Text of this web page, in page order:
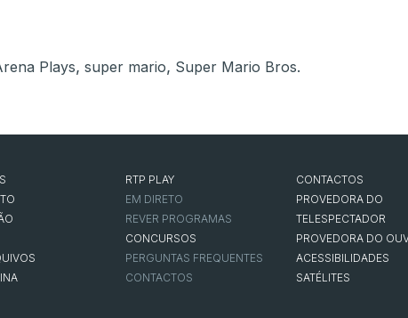
Plays, super mario, Super Mario Bros.
RTP PLAY
EM DIRETO
REVER PROGRAMAS
CONCURSOS
PERGUNTAS FREQUENTES
CONTACTOS
CONTACTOS
PROVEDORA DO
TELESPECTADOR
PROVEDORA DO
ACESSIBILIDADES
SATÉLITES